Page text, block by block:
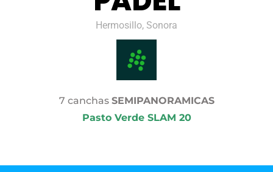
Hermosillo, Sonora
7 canchas SEMIPANORAMICAS
Pasto Verde SLAM 20